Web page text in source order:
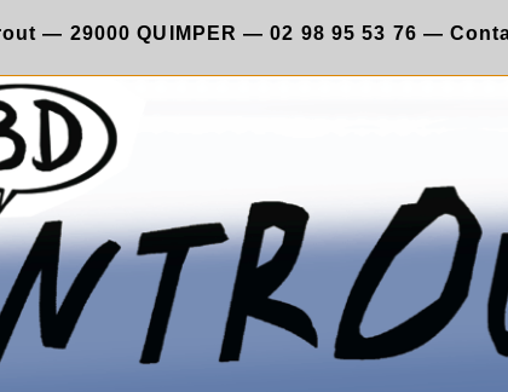
— 29000 QUIMPER —02 98 95 53 76 —